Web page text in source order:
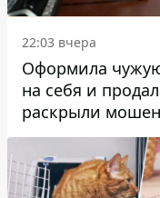
22:03 вчера
Оформила
на себя и
раскрыли
схему с